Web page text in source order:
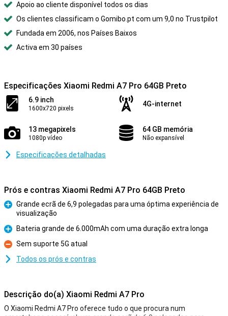
Apoio ao cliente disponível todos os dias
Os clientes classificam o Gomibo.pt com um 9,0 no Trustpilot
Fundada em 2006, nos Países Baixos
Activa em 30 países
Especificações Xiaomi Redmi A7 Pro 64GB Preto
6.9 inch
1600x720 pixels
4G-internet
13 megapixels
1080p vídeo
64 GB memória
Não expansível
Especificações detalhadas
Prós e contras Xiaomi Redmi A7 Pro 64GB Preto
Prós
Grande ecrã de 6,9 polegadas para uma óptima experiência de
visualização
Prós
Bateria grande de 6.000mAh com uma duração extra longa
Contras
Sem suporte 5G atual
Todos os prós e contras
Descrição do(a) Xiaomi Redmi A7 Pro
O Xiaomi Redmi A7 Pro oferece tudo o que procura num